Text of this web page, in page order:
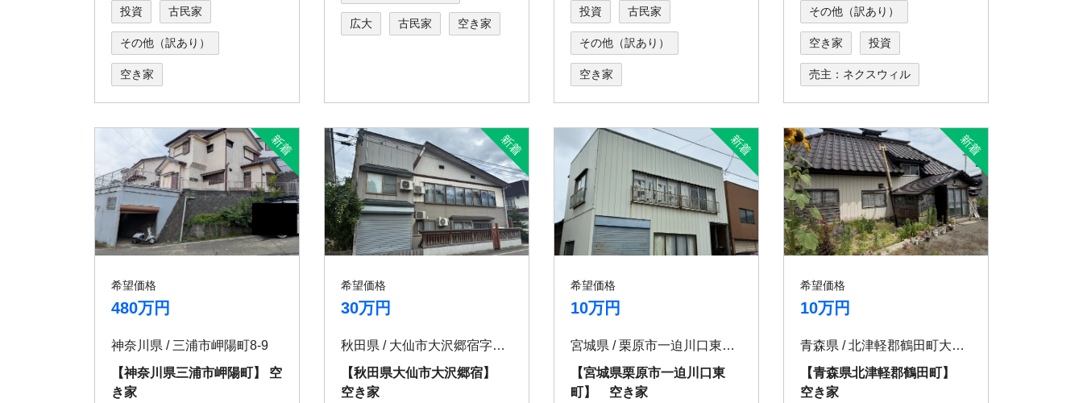
投資 古民家
その他（訳あり）
空き家
広大 古民家 空き家
投資 古民家
その他（訳あり）
空き家
その他（訳あり）
空き家 投資
売主：ネクスウィル
希望価格
480万円
神奈川県 / 三浦市岬陽町8-9
【神奈川県三浦市岬陽町】 空
き家
希望価格
30万円
秋田県 / 大仙市大沢郷宿字宿74
【秋田県大仙市大沢郷宿】
空き家
希望価格
10万円
宮城県 / 栗原市一迫川口東町23番
【宮城県栗原市一迫川口東
町】 空き家
希望価格
10万円
青森県 / 北津軽郡鶴田町大性一本柳40-1
【青森県北津軽郡鶴田町】
空き家